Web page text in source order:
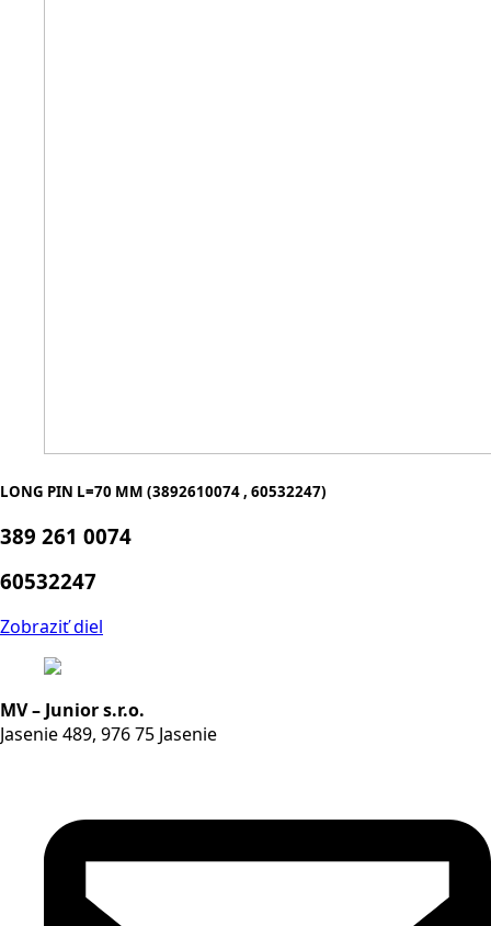
LONG PIN L=70 MM (3892610074 , 60532247)
389 261 0074
60532247
Zobraziť diel
MV – Junior s.r.o.
Jasenie 489, 976 75 Jasenie